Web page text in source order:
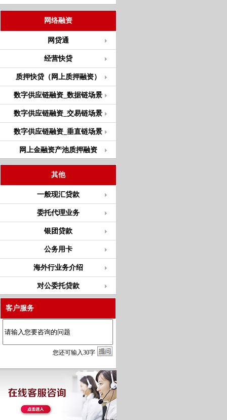
网络融资
网贷通
经营快贷
质押快贷（网上质押融资）
数字供应链融资_数据链场景
数字供应链融资_交易链场景
数字供应链融资_垂直链场景
网上金融资产池质押融资
其他
一般现汇贷款
委托代理业务
银团贷款
公务用卡
海外行业务介绍
对公委托贷款
客户服务
您还可输入30字